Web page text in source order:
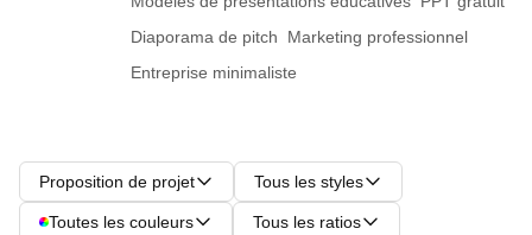
Diaporama de pitch
Marketing professionnel
Entreprise minimaliste
Proposition de projet Tous les styles
Toutes les couleurs Tous les ratios